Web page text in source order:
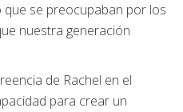
se preocupaban por los
nuestra generación
de Rachel en el
para crear un